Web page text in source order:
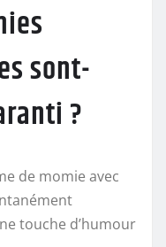
sont-
?
de momie avec
touche d’humour